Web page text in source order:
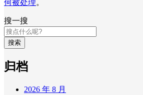
何被处理。
搜一搜
搜索
归档
2026 年 8 月